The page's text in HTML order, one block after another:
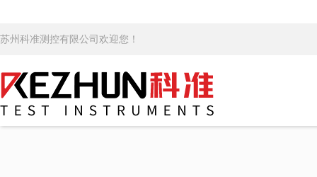
苏州科准测控有限公司欢迎您！